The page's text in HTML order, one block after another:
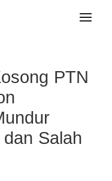
PTN
Salah